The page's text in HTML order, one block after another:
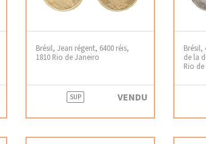
Brésil, Jean régent, 6400 réis,
1810 Rio de Janeiro
SUP VENDU
Brésil,
de la
Rio